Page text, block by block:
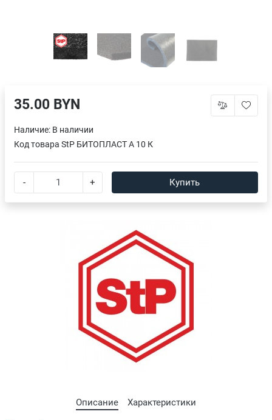
Описание Характеристики
35.00 BYN
Наличие: В наличии
Код товара StP БИТОПЛАСТ А 10 К
- + Купить